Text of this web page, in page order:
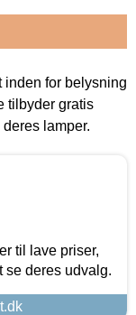
for belysning
tilbyder gratis
lamper.
til lave priser,
se deres udvalg.